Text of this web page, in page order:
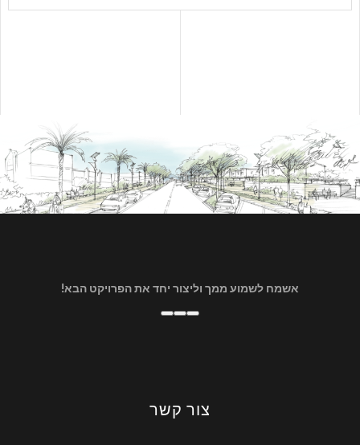
אשמח לשמוע ממך וליצור יחד את הפרויקט הבא!
צור קשר